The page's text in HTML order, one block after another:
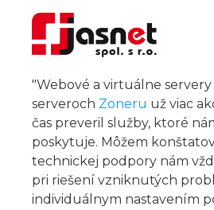
"Webové a virtuálne
serveroch Zoneru už viac
čas preveril služby, ktoré
poskytuje. Môžem
technickej podpory nám
pri riešení vzniknutých
individuálnym nastavením